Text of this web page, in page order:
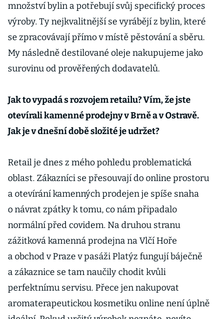
množství bylin a potřebují svůj specifický proces
výroby. Ty nejkvalitnější se vyrábějí z bylin, které
se zpracovávají přímo v místě pěstování a sběru.
My následně destilované oleje nakupujeme jako
surovinu od prověřených dodavatelů.
Jak to vypadá s rozvojem retailu? Vím, že jste
otevírali kamenné prodejny v Brně a v Ostravě.
Jak je v dnešní době složité je udržet?
Retail je dnes z mého pohledu problematická
oblast. Zákazníci se přesouvají do online prostoru
a otevírání kamenných prodejen je spíše snaha
o návrat zpátky k tomu, co nám připadalo
normální před covidem. Na druhou stranu
zážitková kamenná prodejna na Vlčí Hoře
a obchod v Praze v pasáži Platýz fungují báječně
a zákaznice se tam naučily chodit kvůli
perfektnímu servisu. Přece jen nakupovat
aromaterapeutickou kosmetiku online není úplně